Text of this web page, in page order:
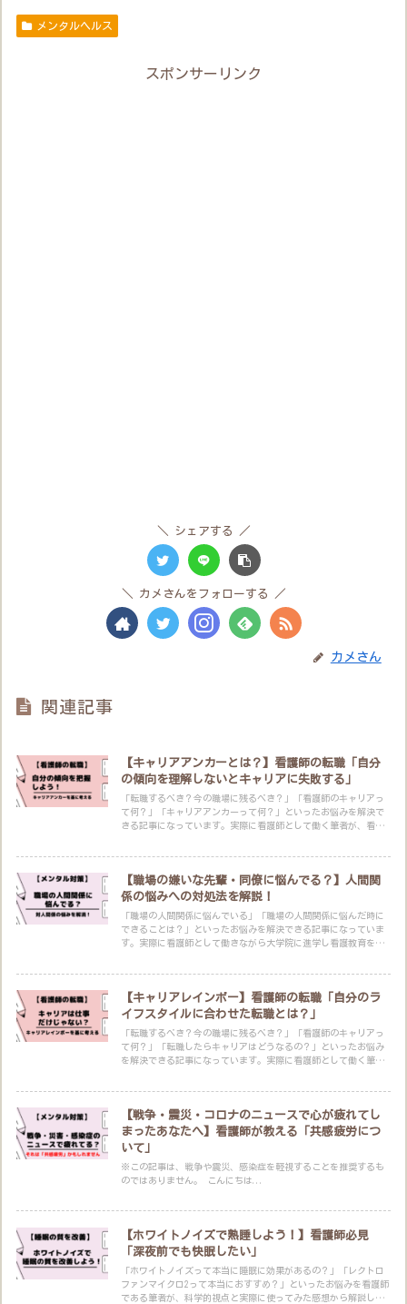
メンタルヘルス
スポンサーリンク
シェアする
カメさんをフォローする
カメさん
関連記事
【キャリアアンカーとは？】看護師の転職「自分
の傾向を理解しないとキャリアに失敗する」
「転職するべき？今の職場に残るべき？」「看護師のキャリアっ
て何？」「キャリアアンカーって何？」といったお悩みを解決で
きる記事になっています。実際に看護師として働く筆者が、看護
【職場の嫌いな先輩・同僚に悩んでる？】人間関
係の悩みへの対処法を解説！
「職場の人間関係に悩んでいる」「職場の人間関係に悩んだ時に
できることは？」といったお悩みを解決できる記事になっていま
す。実際に看護師として働きながら大学院に進学し看護教育を学
【キャリアレインボー】看護師の転職「自分のラ
イフスタイルに合わせた転職とは？」
「転職するべき？今の職場に残るべき？」「看護師のキャリアっ
て何？」「転職したらキャリアはどうなるの？」といったお悩み
を解決できる記事になっています。実際に看護師として働く筆者
【戦争・震災・コロナのニュースで心が疲れてし
まったあなたへ】看護師が教える「共感疲労につ
いて」
※この記事は、戦争や震災、感染症を軽視することを推奨するも
のではありません。 こんにちは...
【ホワイトノイズで熟睡しよう！】看護師必見
「深夜前でも快眠したい」
「ホワイトノイズって本当に睡眠に効果があるの？」「レクトロ
ファンマイクロ2って本当におすすめ？」といったお悩みを看護師
である筆者が、科学的視点と実際に使ってみた感想から解説しま